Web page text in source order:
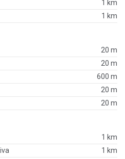
1 km
1 km
20 m
20 m
600 m
20 m
20 m
1 km
1 km